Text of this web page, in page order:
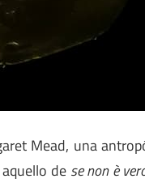
Mead, una
de se non è